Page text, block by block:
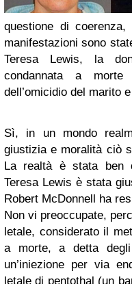
questione di
manifestazioni sono
Teresa Lewis, la
condannata a
dell’omicidio del marito
Sì, in un mondo
giustizia e moralità ciò
La realtà è stata ben
Teresa Lewis è stata
Robert McDonnell ha
Non vi preoccupate,
letale, considerato il
a morte, a detta
un’iniezione per via
letale di pentothal (un